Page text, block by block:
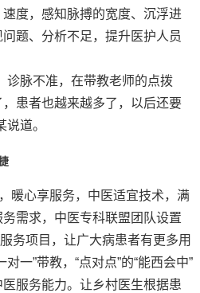
度，感知脉搏的宽度、沉浮进
题、分析不足，提升医护人员
诊脉不准，在带教老师的点拨
患者也越来越多了，以后还要
道。
暖心享服务，中医适宜技术，满
需求，中医专科联盟团队设置
务项目，让广大病患者有更多用
一”带教，“点对点”的“能西会中”
服务能力。让乡村医生根据患